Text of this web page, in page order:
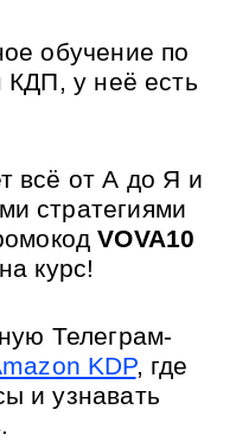
обучение по
всё от А до Я и
стратегиями
курс!
Телеграм-
KDP, где
и узнавать